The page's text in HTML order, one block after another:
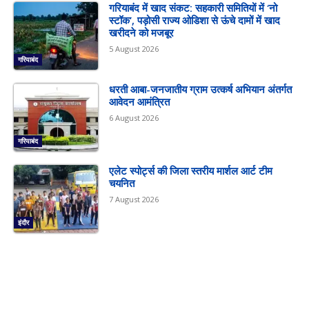
गरियाबंद
गरियाबंद में खाद संकट: सहकारी समितियों में ‘नो
स्टॉक’, पड़ोसी राज्य ओडिशा से ऊंचे दामों में खाद
खरीदने को मजबूर
5 August 2026
गरियाबंद
धरती आबा-जनजातीय ग्राम उत्कर्ष अभियान अंतर्गत
आवेदन आमंत्रित
6 August 2026
इंदौर
एलेट स्पोर्ट्स की जिला स्तरीय मार्शल आर्ट टीम
चयनित
7 August 2026